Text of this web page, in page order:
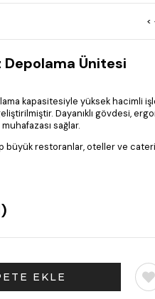
<
Depolama Ünitesi
kapasitesiyle yüksek hacimli
Dayanıklı gövdesi,
sağlar.
büyük restoranlar, oteller ve